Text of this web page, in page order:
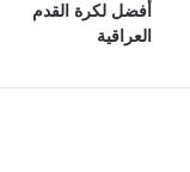
أفضل لكرة القدم
العراقية